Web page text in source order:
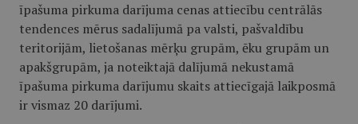
īpašuma pirkuma darījuma cenas attiecību centrālās
tendences mērus sadalījumā pa valsti, pašvaldību
teritorijām, lietošanas mērķu grupām, ēku grupām un
apakšgrupām, ja noteiktajā dalījumā nekustamā
īpašuma pirkuma darījumu skaits attiecīgajā laikposmā
ir vismaz 20 darījumi.